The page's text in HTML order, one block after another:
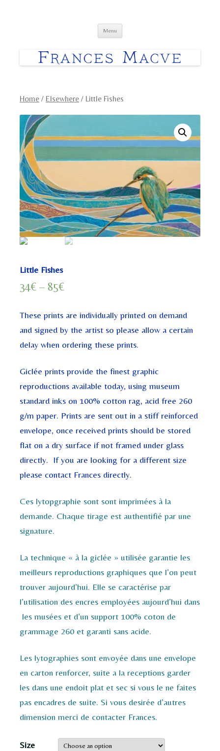
Menu
Home / Elsewhere / Little Fishes
Little Fishes
34€ – 85€
These prints are individually printed on demand
and signed by the artist so please allow a certain
delay when ordering these prints.
Giclée prints provide the finest graphic
reproductions available today, using museum
standard inks on 100% cotton rag, acid free 260
g/m paper. Prints are sent out in a stiff reinforced
envelope, once received prints should be stored
flat on a dry surface if not framed under glass
directly. If you are looking for a different size
please contact Frances directly.
Ces lytopgraphie sont sont imprimées à la
demande. Chaque tirage est authentifié par une
signature.
La technique « à la giclée » utilisée garantie les
meilleurs reproductions graphiques que l’on peut
trouver aujourd’hui. Elle se caractérise par
l’utilisation des encres employées aujourd’hui dans
les musées et d’un support 100% coton de
grammage 260 et garanti sans acide.
Les lytographies sont envoyée dans une envelope
en carton renforcer, suite a la receptions garder
les dans une endoit plat et sec si vous le ne faites
pas encadres de suite. Si vous desirée d’autres
dimension merci de contacter Frances.
Size